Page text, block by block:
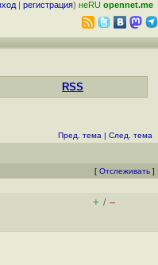
| регистрация) неRU opennet.me
RSS
Пред. тема | След. тема
[ Отслеживать ]
+ / –